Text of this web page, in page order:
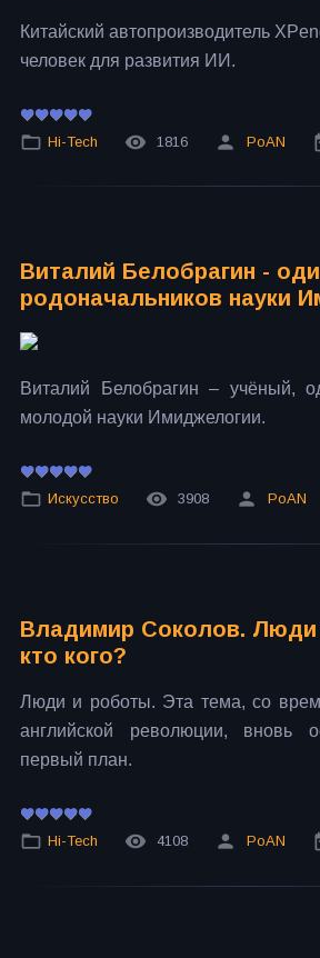
Китайский автопроизводитель
человек для развития ИИ.
Hi-Tech 1816 PoAN
Виталий Белобрагин -
родоначальников науки
Виталий Белобрагин – учёный,
молодой науки Имиджелогии.
Искусство 3908 PoAN
Владимир Соколов.
кто кого?
Люди и роботы. Эта тема, со
английской революции, вновь
первый план.
Hi-Tech 4108 PoAN